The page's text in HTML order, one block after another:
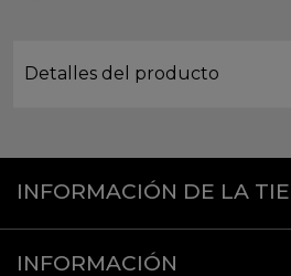
Detalles del producto
INFORMACIÓN DE LA
INFORMACIÓN